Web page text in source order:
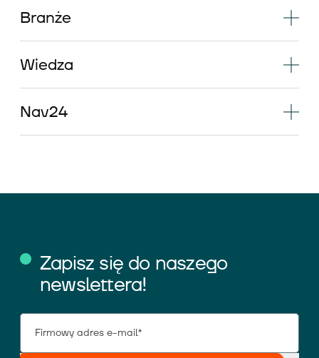
Branże
Wiedza
Nav24
Zapisz się do naszego
newslettera!